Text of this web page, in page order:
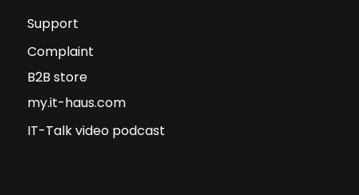
Support
Complaint
B2B store
my.it-haus.com
IT-Talk video podcast